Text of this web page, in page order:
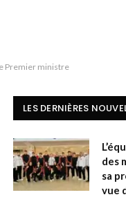
Premier ministre
LES DERNIÈRES
des
sa
vue